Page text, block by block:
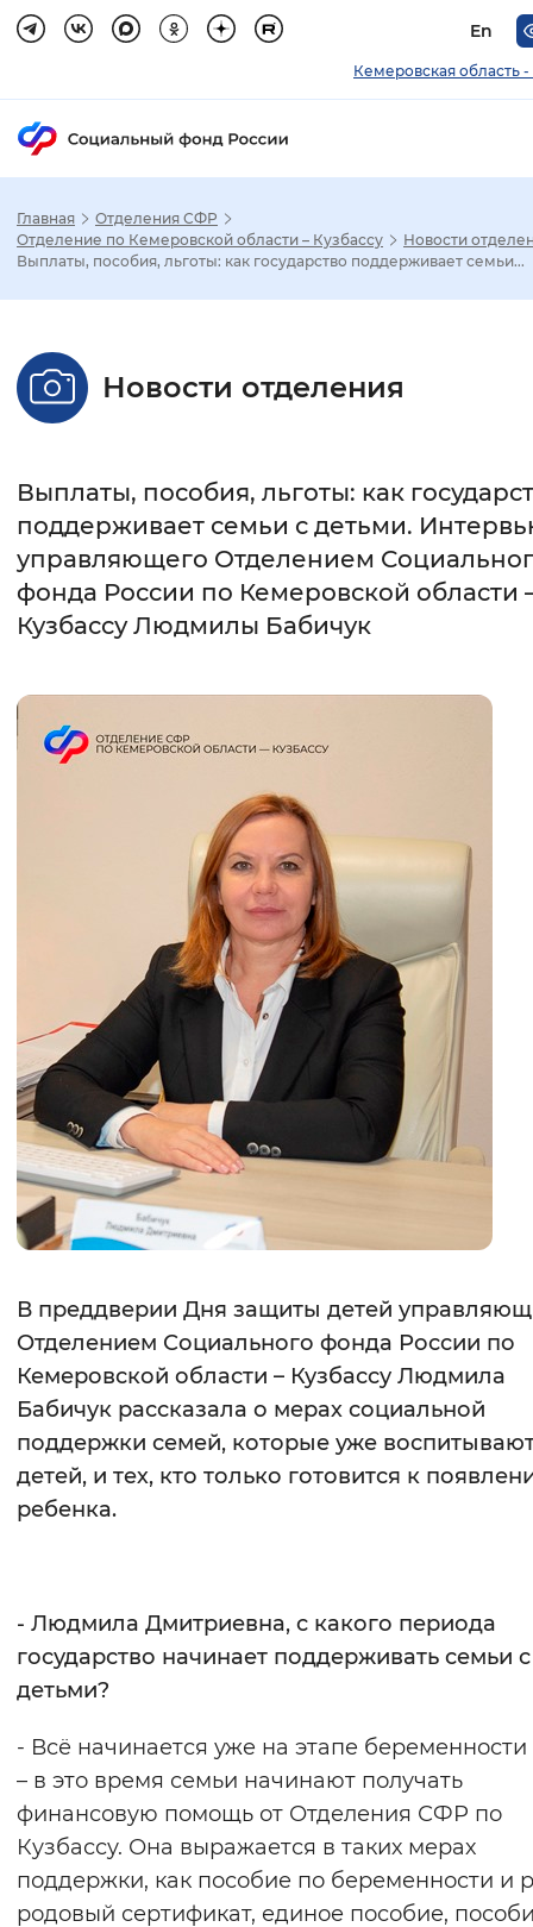
En
Кемеровская область -
Настройка режима отображения
Стандартный Увеличенный
С засечками
Интервал между буквами
Нормальный Увеличенный
Монохромный
Изображения
Включены
Звуковой ассистент
Воспроизвести Остановить
Вернуть стандартные настройки
Главная
Отделения СФР
Отделение по Кемеровской области – Кузбассу
Новости
Выплаты, пособия, льготы: как государство поддерживает семьи...
Новости отделения
Выплаты, пособия, льготы: как
поддерживает семьи с детьми.
управляющего Отделением
фонда России по Кемеровской области
Кузбассу Людмилы Бабичук
В преддверии Дня защиты детей
Отделением Социального фонда России по
Кемеровской области – Кузбассу Людмила
Бабичук рассказала о мерах социальной
поддержки семей, которые уже
детей, и тех, кто только готовится к
ребенка.
- Людмила Дмитриевна, с какого периода
государство начинает поддерживать семьи с
детьми?
- Всё начинается уже на этапе
– в это время семьи начинают получать
финансовую помощь от Отделения СФР по
Кузбассу. Она выражается в таких мерах
поддержки, как пособие по беременности и
родовый сертификат, единое пособие,